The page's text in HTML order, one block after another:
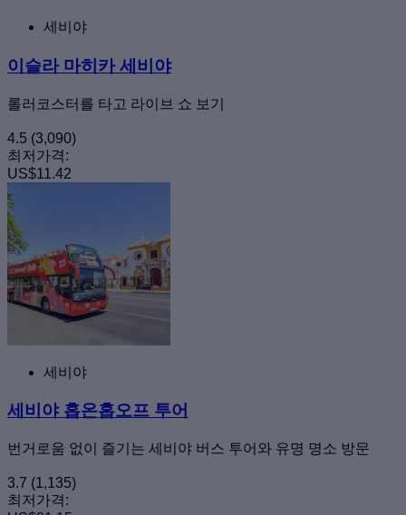
세비야
이슬라 마히카 세비야
롤러코스터를 타고 라이브 쇼 보기
4.5 (3,090)
최저가격:
US$11.42
세비야
세비야 홉온홉오프 투어
번거로움 없이 즐기는 세비야 버스 투어와 유명 명소 방문
3.7 (1,135)
최저가격: